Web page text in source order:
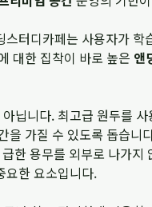
터디카페는 사용자가
대한 집착이 바로 높은 앤
닙니다. 최고급 원두를
가질 수 있도록 돕습니
한 용무를 외부로 나가
요한 요소입니다.